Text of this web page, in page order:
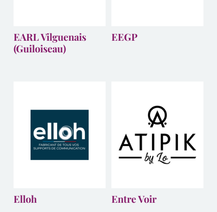
EARL Vilguenais
(Guiloiseau)
EEGP
Elloh Entre Voir